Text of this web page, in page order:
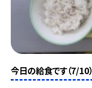
今日の給食です（7/10）